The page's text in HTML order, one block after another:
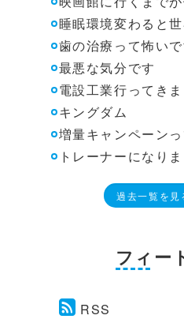
睡眠環境変わると
歯の治療って怖い
最悪な気分です
電設工業行ってき
キングダム
増量キャンペーン
トレーナーになり
過去一覧を見
フィー
RSS